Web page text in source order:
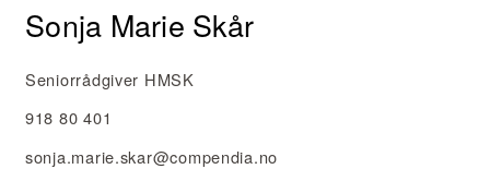
Sonja Marie Skår
Seniorrådgiver HMSK
918 80 401
sonja.marie.skar@compendia.no